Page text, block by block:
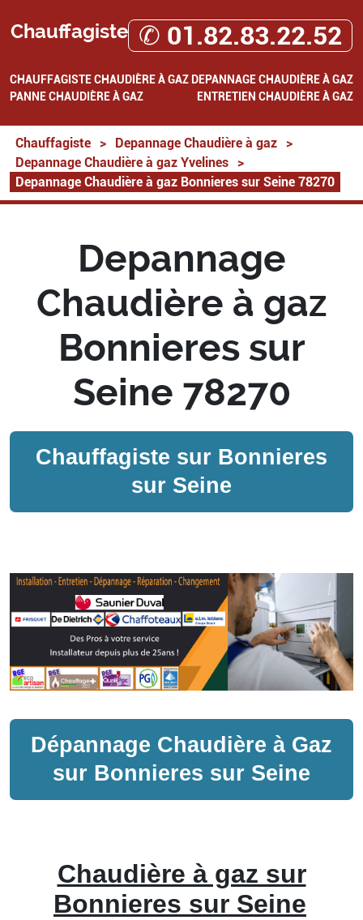
Chauffagiste ✆ 01.82.83.22.52
CHAUFFAGISTECHAUDIÈRE À GAZ DEPANNAGE CHAUDIÈRE À GAZ
PANNE CHAUDIÈRE À GAZ
ENTRETIEN CHAUDIÈRE À GAZ
Chauffagiste > Depannage Chaudière à gaz
>
Depannage Chaudière à gaz Yvelines
>
Depannage Chaudière à gaz Bonnieres sur Seine 78270
Depannage
Chaudière à gaz
Bonnieres sur
Seine 78270
Chauffagiste sur Bonnieres
sur Seine
Dépannage Chaudière à Gaz
sur Bonnieres sur Seine
Chaudière à gaz sur
Bonnieres sur Seine